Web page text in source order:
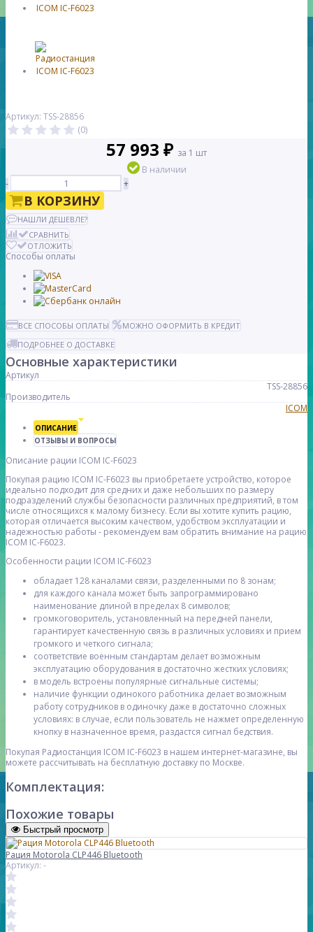
Артикул: TSS-28856
(0)
57 993 ₽ за 1 шт
В наличии
-
+
В КОРЗИНУ
НАШЛИ ДЕШЕВЛЕ?
СРАВНИТЬ
ОТЛОЖИТЬ
Способы оплаты
ВСЕ СПОСОБЫ ОПЛАТЫ
МОЖНО ОФОРМИТЬ В КРЕДИТ
ПОДРОБНЕЕ О ДОСТАВКЕ
Основные характеристики
Артикул
TSS-28856
Производитель
ICOM
ОПИСАНИЕ
ОТЗЫВЫ И ВОПРОСЫ
Описание рации ICOM IC-F6023
Покупая рацию ICOM IC-F6023 вы приобретаете устройство, которое
идеально подходит для средних и даже небольших по размеру
подразделений службы безопасности различных предприятий, в том
числе относящихся к малому бизнесу. Если вы хотите купить рацию,
которая отличается высоким качеством, удобством эксплуатации и
надежностью работы - рекомендуем вам обратить внимание на рацию
ICOM IC-F6023.
Особенности рации ICOM IC-F6023
обладает 128 каналами связи, разделенными по 8 зонам;
для каждого канала может быть запрограммировано
наименование длиной в пределах 8 символов;
громкоговоритель, установленный на передней панели,
гарантирует качественную связь в различных условиях и прием
громкого и четкого сигнала;
соответствие военным стандартам делает возможным
эксплуатацию оборудования в достаточно жестких условиях;
в модель встроены популярные сигнальные системы;
наличие функции одинокого работника делает возможным
работу сотрудников в одиночку даже в достаточно сложных
условиях: в случае, если пользователь не нажмет определенную
кнопку в назначенное время, раздастся сигнал бедствия.
Покупая Радиостанция ICOM IC-F6023 в нашем интернет-магазине, вы
можете рассчитывать на бесплатную доставку по Москве.
Комплектация:
Похожие товары
Быстрый просмотр
Рация Motorola CLP446 Bluetooth
Артикул: -